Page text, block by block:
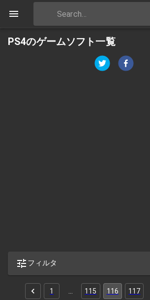
PS4のゲームソフト一覧
フィルタ
1 115 116 117